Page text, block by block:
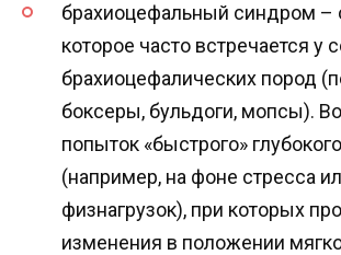
брахиоцефальный синдром –
которое часто встречается у
брахиоцефалических пород
боксеры, бульдоги, мопсы).
попыток «быстрого»
(например, на фоне стресса
физнагрузок), при которых
изменения в положении